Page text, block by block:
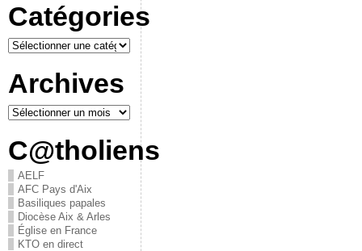
Catégories
Archives
C@tholiens
AELF
AFC Pays d'Aix
Basiliques papales
Diocèse Aix & Arles
Église en France
KTO en direct